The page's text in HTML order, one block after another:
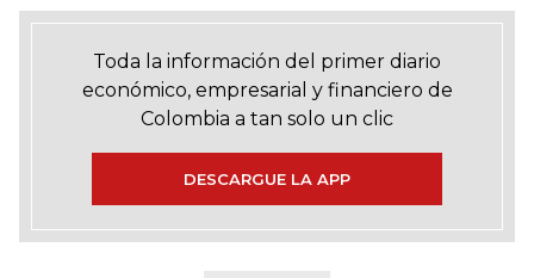
Toda la información del primer diario
económico, empresarial y financiero de
Colombia a tan solo un clic
DESCARGUE LA APP